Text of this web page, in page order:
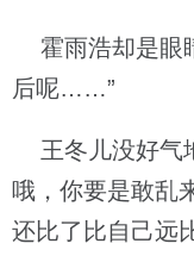
霍雨浩却是眼
后呢……”
王冬儿没好气
哦，你要是敢乱
还比了比自己远